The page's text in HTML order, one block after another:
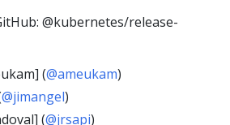
@kubernetes/release-
(@ameukam)
@jimangel)
(@jrsapi)